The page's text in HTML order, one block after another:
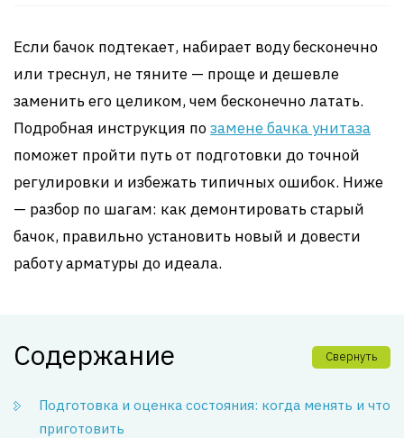
Если бачок подтекает, набирает воду бесконечно
или треснул, не тяните — проще и дешевле
заменить его целиком, чем бесконечно латать.
Подробная инструкция позамене бачка унитаза
поможет пройти путь от подготовки до точной
регулировки и избежать типичных ошибок. Ниже
— разбор по шагам: как демонтировать старый
бачок, правильно установить новый и довести
работу арматуры до идеала.
Содержание Свернуть
Подготовка и оценка состояния: когда менять и что
приготовить